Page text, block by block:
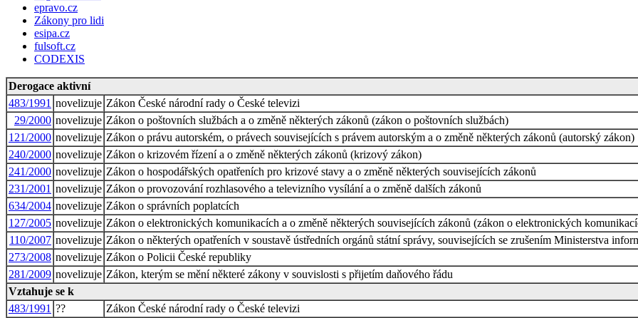
epravo.cz
Zákony pro lidi
esipa.cz
fulsoft.cz
CODEXIS
Derogace aktivní
483/1991 novelizuje Zákon České národní rady o České televizi
29/2000 novelizuje Zákon o poštovních službách a o změně některých zákonů (zákon o poštovních službách)
121/2000 novelizuje Zákon o právu autorském, o právech souvisejících s právem autorským a o změně některých zákonů (autorský zákon)
240/2000 novelizuje Zákon o krizovém řízení a o změně některých zákonů (krizový zákon)
241/2000 novelizuje Zákon o hospodářských opatřeních pro krizové stavy a o změně některých souvisejících zákonů
231/2001 novelizuje Zákon o provozování rozhlasového a televizního vysílání a o změně dalších zákonů
634/2004 novelizuje Zákon o správních poplatcích
127/2005 novelizuje Zákon o elektronických komunikacích a o změně některých souvisejících zákonů (zákon o elektronických
110/2007 novelizuje Zákon o některých opatřeních v soustavě ústředních orgánů státní správy, souvisejících se zrušením Ministerstva
273/2008 novelizuje Zákon o Policii České republiky
281/2009 novelizuje Zákon, kterým se mění některé zákony v souvislosti s přijetím daňového řádu
Vztahuje se k
483/1991 ??
Zákon České národní rady o České televizi